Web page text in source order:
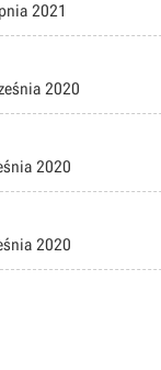
2021
2020
2020
2020